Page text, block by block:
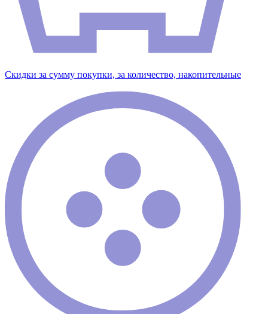
Скидки за сумму покупки, за количество, накопительные